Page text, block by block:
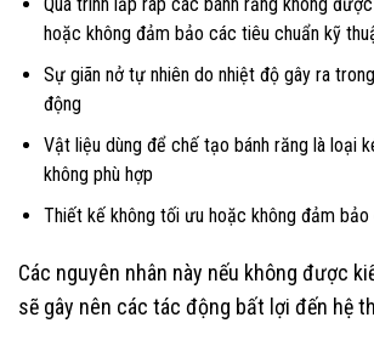
Quá trình lắp ráp các bánh răng không
hoặc không đảm bảo các tiêu chuẩn kỹ
Sự giãn nở tự nhiên do nhiệt độ gây ra
động
Vật liệu dùng để chế tạo bánh răng là loại
không phù hợp
Thiết kế không tối ưu hoặc không đảm bảo
Các nguyên nhân này nếu không được
sẽ gây nên các tác động bất lợi đến hệ